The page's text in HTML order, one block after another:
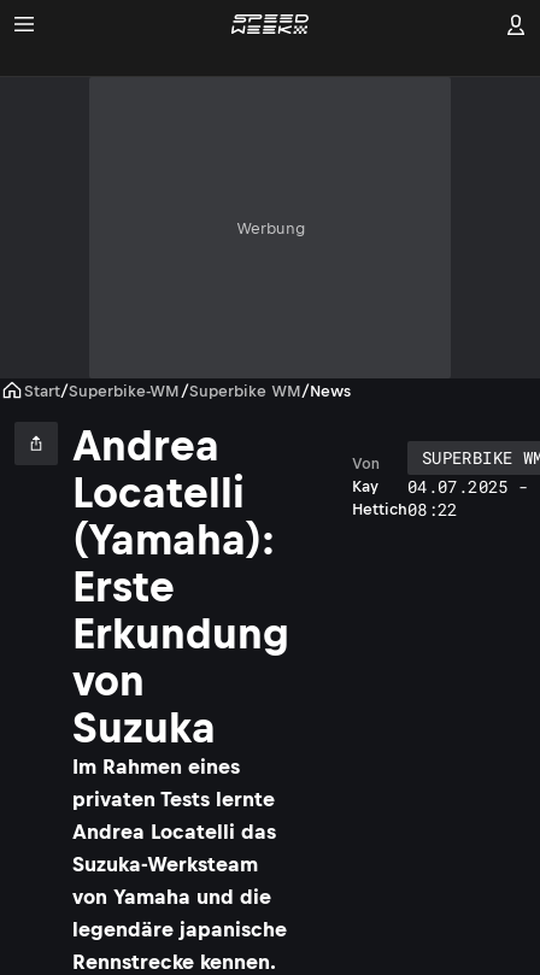
Werbung
Start/Superbike-WM /Superbike WM/News
Andrea
Locatelli
(Yamaha):
Erste
Erkundung
von
Suzuka
Im Rahmen eines
privaten Tests lernte
Andrea Locatelli das
Suzuka-Werksteam
von Yamaha und die
legendäre japanische
Rennstrecke kennen.
Kay
Hettich
Von
SUPERBIKE
04.07.2025 -
08:22